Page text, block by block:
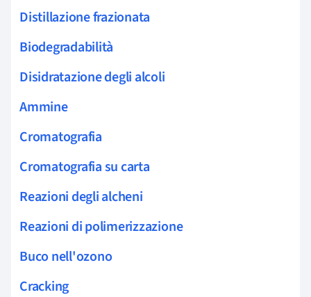
Distillazione frazionata
Biodegradabilità
Disidratazione degli alcoli
Ammine
Cromatografia
Cromatografia su carta
Reazioni degli alcheni
Reazioni di polimerizzazione
Buco nell'ozono
Cracking